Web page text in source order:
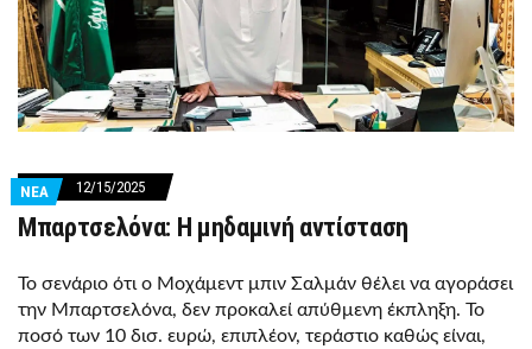
ΝΕΑ 12/15/2025
Μπαρτσελόνα: Η μηδαμινή αντίσταση
Το σενάριο ότι ο Μοχάμεντ μπιν Σαλμάν θέλει να αγοράσει
την Μπαρτσελόνα, δεν προκαλεί απύθμενη έκπληξη. Το
ποσό των 10 δισ. ευρώ, επιπλέον, τεράστιο καθώς είναι,